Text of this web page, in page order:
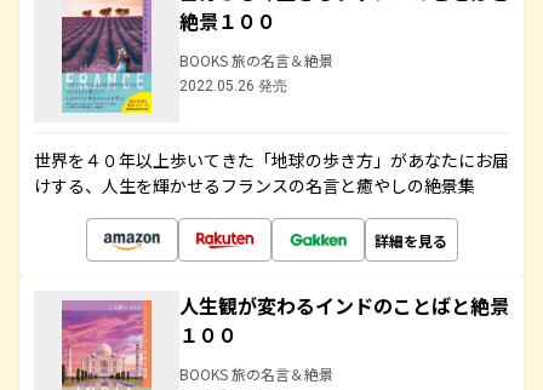
絶景１００
BOOKS 旅の名言＆絶景
2022.05.26 発売
世界を４０年以上歩いてきた「地球の歩き方」があなたにお届
けする、人生を輝かせるフランスの名言と癒やしの絶景集
詳細を見る
人生観が変わるインドのことばと絶景
１００
BOOKS 旅の名言＆絶景